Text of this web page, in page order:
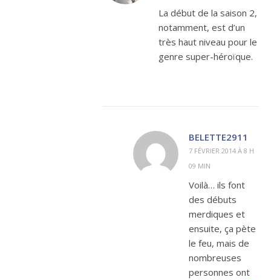
La début de la saison 2,
notamment, est d’un
très haut niveau pour le
genre super-héroïque.
BELETTE2911
7 FÉVRIER 2014 À 8 H
09 MIN
Voilà… ils font
des débuts
merdiques et
ensuite, ça pète
le feu, mais de
nombreuses
personnes ont